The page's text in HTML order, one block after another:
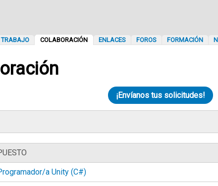
TRABAJO COLABORACIÓN ENLACES FOROS FORMACIÓN
¡Envíanos tus solicitudes!
a Unity (C#)